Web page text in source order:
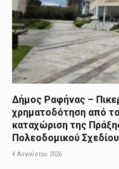
Δήμος Ραφήνας –
χρηματοδότηση από
καταχώριση της
Πολεοδομικού
4 Αυγούστου 2026